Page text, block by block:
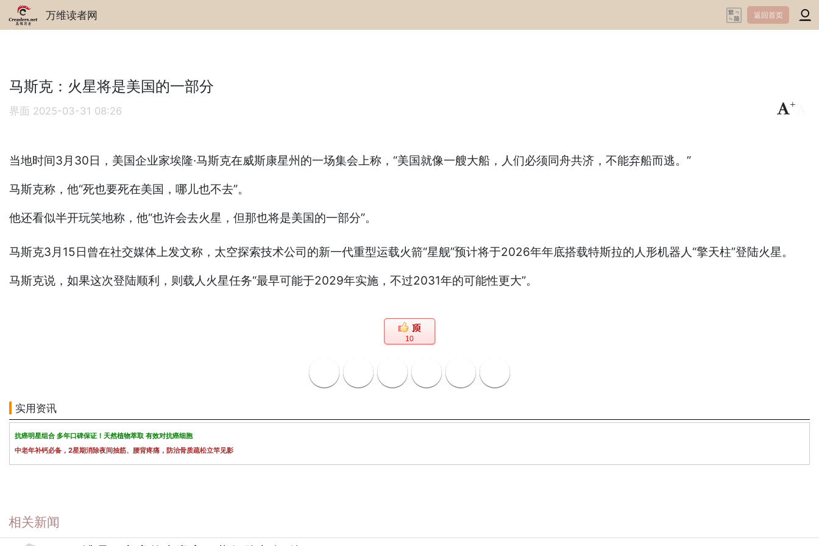
万维读者网 返回首页
马斯克：火星将是美国的一部分
界面 2025-03-31 08:26
+
当地时间3月30日，美国企业家埃隆·马斯克在威斯康星州的一场集会上称，“美国就像一艘大船，人们必须同舟共济，不能弃船而逃。”
马斯克称，他“死也要死在美国，哪儿也不去”。
他还看似半开玩笑地称，他“也许会去火星，但那也将是美国的一部分”。
马斯克3月15日曾在社交媒体上发文称，太空探索技术公司的新一代重型运载火箭“星舰”预计将于2026年年底搭载特斯拉的人形机器人“擎天柱”登陆火星。
马斯克说，如果这次登陆顺利，则载人火星任务“最早可能于2029年实施，不过2031年的可能性更大”。
10
实用资讯
抗癌明星组合 多年口碑保证！天然植物萃取 有效对抗癌细胞
中老年补钙必备，2星期消除夜间抽筋、腰背疼痛，防治骨质疏松立竿见影
相关新闻